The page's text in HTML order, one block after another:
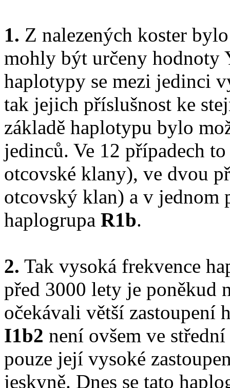
1. Z nalezených koster
mohly být určeny hodnoty
haplotypy se mezi jedinci
tak jejich příslušnost ke
základě haplotypu bylo
jedinců. Ve 12 případech
otcovské klany), ve dvou
otcovský klan) a v jednom
haplogrupa R1b.
2. Tak vysoká frekvence
před 3000 lety je poněkud
očekávali větší zastoupení
I1b2 není ovšem ve
pouze její vysoké
jeskyně. Dnes se tato